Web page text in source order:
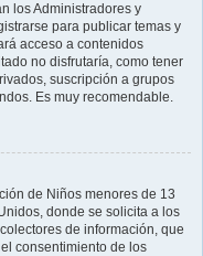
los Administradores y
para publicar temas y
acceso a contenidos
no disfrutaría, como tener
suscripción a grupos
Es muy recomendable.
de Niños menores de 13
donde se solicita a los
de información, que
consentimiento de los